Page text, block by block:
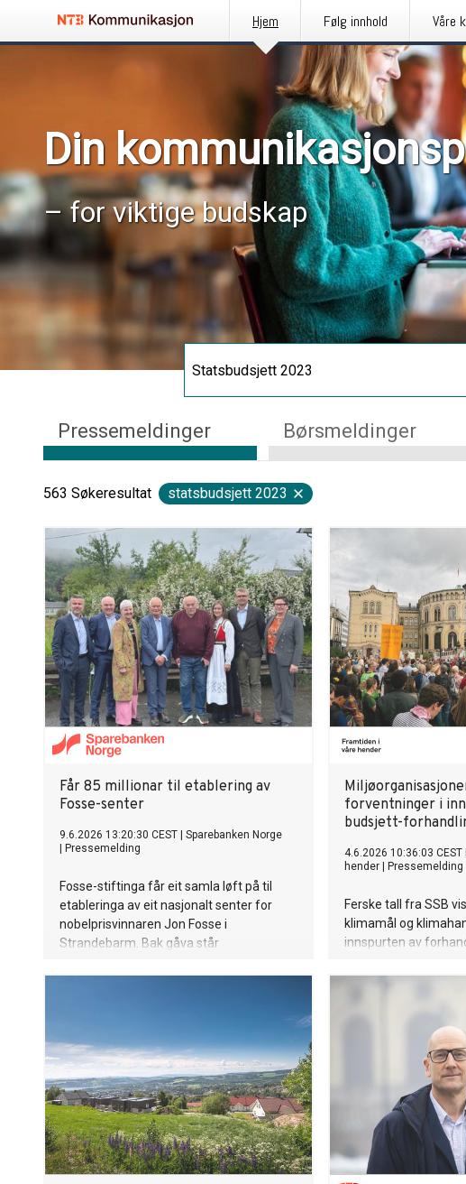
Hjem Følg innhold Våre
Din
– for viktige budskap
Pressemeldinger Børsmeldinger
563 Søkeresultat statsbudsjett 2023
Får 85 millionar til etablering av
Fosse-senter
9.6.2026 13:20:30 CEST
Sparebanken Norge
Pressemelding
Fosse-stiftinga får eit samla løft på til
etableringa av eit nasjonalt senter for
nobelprisvinnaren Jon Fosse i
Strandebarm. Bak gåva står
forventninger i
budsjett-
4.6.2026 10:36:03 CEST
hender
Pressemelding
Ferske tall fra SSB
klimamål og
innspurten av
tydelige i sine krav.